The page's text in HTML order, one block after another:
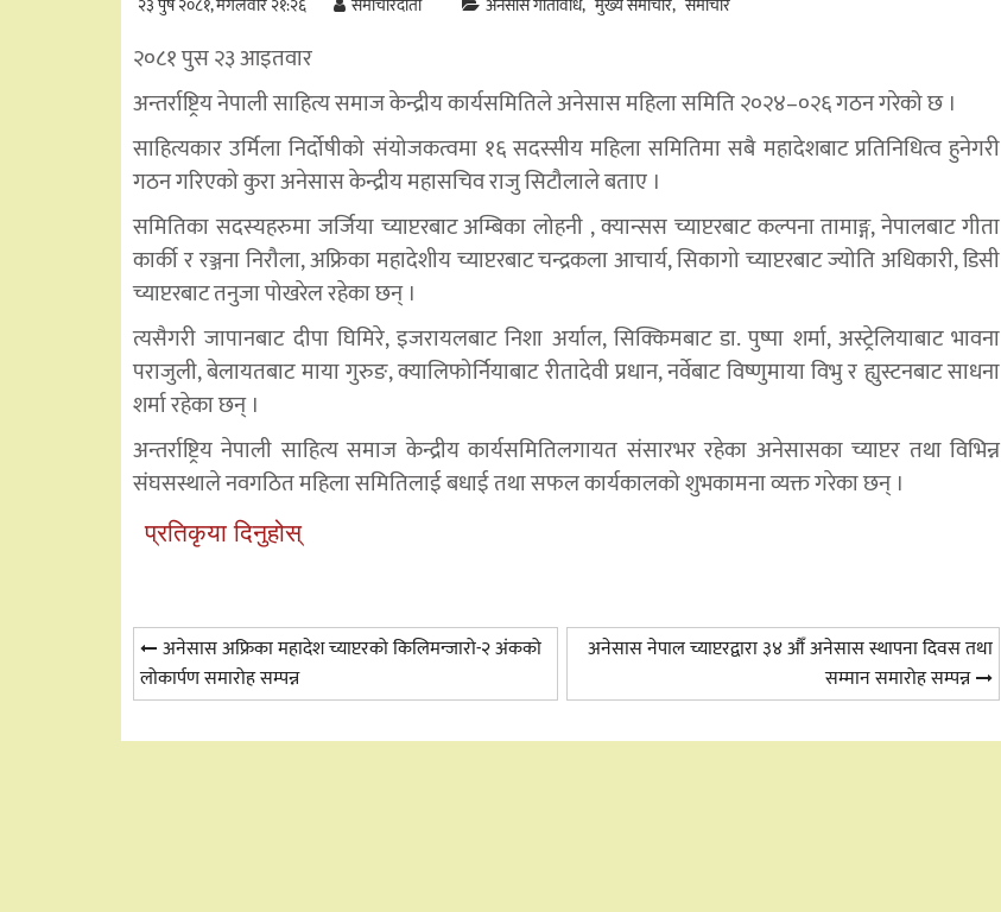
२०८१ पुस २३ आइतवार
अन्तर्राष्ट्रिय नेपाली साहित्य समाज केन्द्रीय कार्यसमितिले अनेसास महिला समिति २०२४–०२६ गठन गरेको छ ।
साहित्यकार उर्मिला निर्दोषीको संयोजकत्वमा १६ सदस्सीय महिला समितिमा सबै महादेशबाट प्रतिनिधित्व हुनेगरी
गठन गरिएको कुरा अनेसास केन्द्रीय महासचिव राजु सिटौलाले बताए ।
समितिका सदस्यहरुमा जर्जिया च्याप्टरबाट अम्बिका लोहनी , क्यान्सस च्याप्टरबाट कल्पना तामाङ्ग, नेपालबाट गीता
कार्की र रञ्जना निरौला, अफ्रिका महादेशीय च्याप्टरबाट चन्द्रकला आचार्य, सिकागो च्याप्टरबाट ज्योति अधिकारी, डिसी
च्याप्टरबाट तनुजा पोखरेल रहेका छन् ।
त्यसैगरी जापानबाट दीपा घिमिरे, इजरायलबाट निशा अर्याल, सिक्किमबाट डा. पुष्पा शर्मा, अस्ट्रेलियाबाट भावना
पराजुली, बेलायतबाट माया गुरुङ, क्यालिफोर्नियाबाट रीतादेवी प्रधान, नर्वेबाट विष्णुमाया विभु र ह्युस्टनबाट साधना
शर्मा रहेका छन् ।
अन्तर्राष्ट्रिय नेपाली साहित्य समाज केन्द्रीय कार्यसमितिलगायत संसारभर रहेका अनेसासका च्याप्टर तथा विभिन्न
संघसस्थाले नवगठित महिला समितिलाई बधाई तथा सफल कार्यकालको शुभकामना व्यक्त गरेका छन् ।
प्रतिकृया दिनुहोस्
Post
navigation
अनेसास अफ्रिका महादेश च्याप्टरको किलिमन्जारो-२ अंकको
लोकार्पण समारोह सम्पन्न
अनेसास नेपाल च्याप्टरद्वारा ३४ औँ अनेसास स्थापना दिवस तथा
सम्मान समारोह सम्पन्न